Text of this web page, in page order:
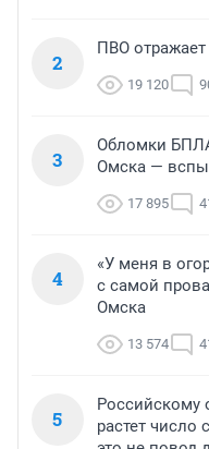
2
ПВО
19 120
3
Обломки
Омска —
17 895
4
«У меня в
с самой
Омска
13 574
5
Российскому
растет